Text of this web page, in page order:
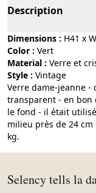
Description
Dimensions : H41 x
Color :
vert
Material :
verre et
Style :
vintage
Verre dame-jeanne -
transparent - en bon
le fond - il était
milieu près de 24
kg.
Selency tells la